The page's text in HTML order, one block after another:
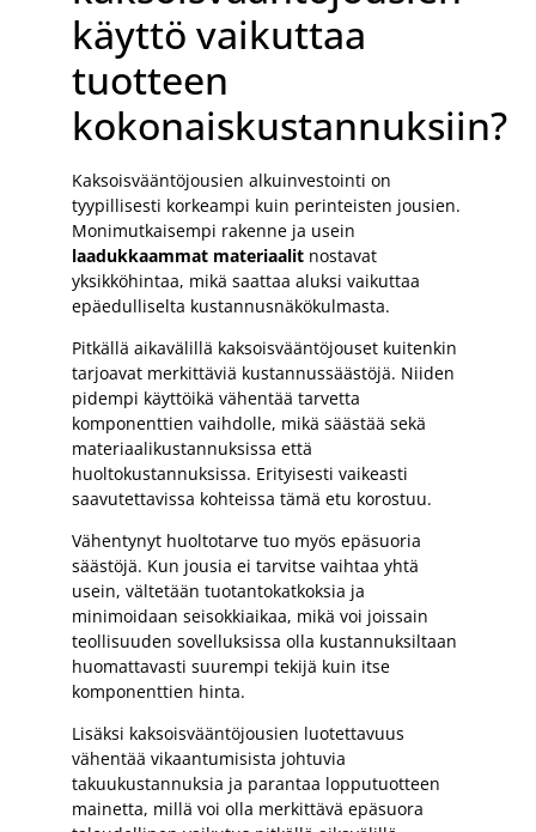
käyttö vaikuttaa
tuotteen
kokonaiskustannuksiin?
Kaksoisvääntöjousien alkuinvestointi on
tyypillisesti korkeampi kuin perinteisten jousien.
Monimutkaisempi rakenne ja usein
laadukkaammat materiaalit nostavat
yksikköhintaa, mikä saattaa aluksi vaikuttaa
epäedulliselta kustannusnäkökulmasta.
Pitkällä aikavälillä kaksoisvääntöjouset kuitenkin
tarjoavat merkittäviä kustannussäästöjä. Niiden
pidempi käyttöikä vähentää tarvetta
komponenttien vaihdolle, mikä säästää sekä
materiaalikustannuksissa että
huoltokustannuksissa. Erityisesti vaikeasti
saavutettavissa kohteissa tämä etu korostuu.
Vähentynyt huoltotarve tuo myös epäsuoria
säästöjä. Kun jousia ei tarvitse vaihtaa yhtä
usein, vältetään tuotantokatkoksia ja
minimoidaan seisokkiaikaa, mikä voi joissain
teollisuuden sovelluksissa olla kustannuksiltaan
huomattavasti suurempi tekijä kuin itse
komponenttien hinta.
Lisäksi kaksoisvääntöjousien luotettavuus
vähentää vikaantumisista johtuvia
takuukustannuksia ja parantaa lopputuotteen
mainetta, millä voi olla merkittävä epäsuora